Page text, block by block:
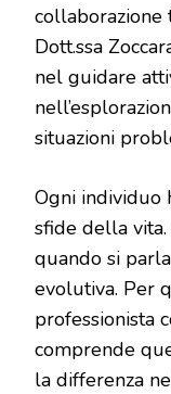
collaborazione
Dott.ssa
nel guidare
situazioni
Ogni individuo
sfide della
quando si
evolutiva. Per
professionista
comprende
la differenza